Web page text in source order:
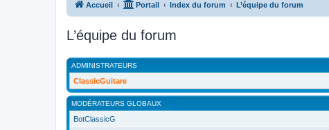
Accueil Portail Index du forum L’équipe du forum
L’équipe du forum
ADMINISTRATEURS
ClassicGuitare
MODÉRATEURS GLOBAUX
BotClassicG